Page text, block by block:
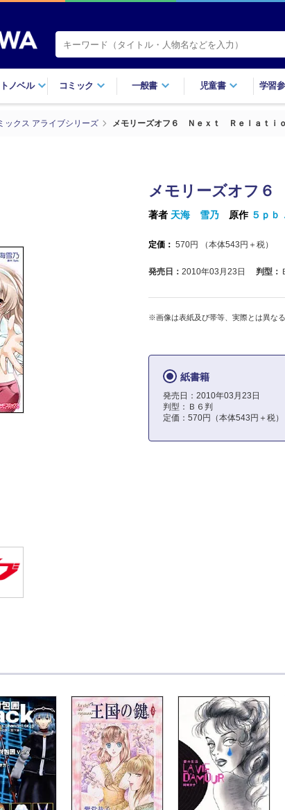
ノベル コミック 一般書 児童書 学習
ックス アライブシリーズ メモリーズオフ６ Ｎｅｘｔ Ｒｅｌａｔｉ
メモリーズオフ
著者 天海 雪乃 原作 ５ｐｂ
定価： 570円 （本体543 円＋税）
発売日： 2010年03月23日 判型：
※画像は表紙及び帯等、実際とは異なる
紙書籍
発売日：2010年03月23日
判型：Ｂ６判
定価：570円（本体543円＋税）